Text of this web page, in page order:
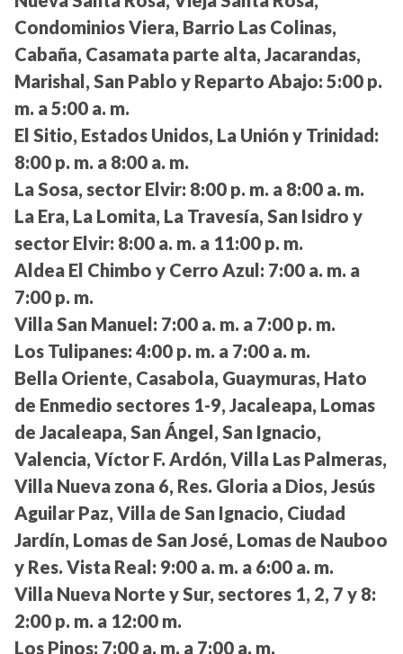
Condominios Viera, Barrio Las Colinas,
Cabaña, Casamata parte alta, Jacarandas,
Marishal, San Pablo y Reparto Abajo: 5:00 p.
m. a 5:00 a. m.
El Sitio, Estados Unidos, La Unión y Trinidad:
8:00 p. m. a 8:00 a. m.
La Sosa, sector Elvir: 8:00 p. m. a 8:00 a. m.
La Era, La Lomita, La Travesía, San Isidro y
sector Elvir: 8:00 a. m. a 11:00 p. m.
Aldea El Chimbo y Cerro Azul: 7:00 a. m. a
7:00 p. m.
Villa San Manuel: 7:00 a. m. a 7:00 p. m.
Los Tulipanes: 4:00 p. m. a 7:00 a. m.
Bella Oriente, Casabola, Guaymuras, Hato
de Enmedio sectores 1-9, Jacaleapa, Lomas
de Jacaleapa, San Ángel, San Ignacio,
Valencia, Víctor F. Ardón, Villa Las Palmeras,
Villa Nueva zona 6, Res. Gloria a Dios, Jesús
Aguilar Paz, Villa de San Ignacio, Ciudad
Jardín, Lomas de San José, Lomas de Nauboo
y Res. Vista Real: 9:00 a. m. a 6:00 a. m.
Villa Nueva Norte y Sur, sectores 1, 2, 7 y 8:
2:00 p. m. a 12:00 m.
Los Pinos: 7:00 a. m. a 7:00 a. m.